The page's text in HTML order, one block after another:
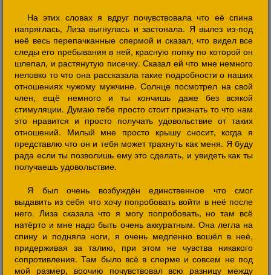
На этих словах я вдруг почувствовала что её спина
напряглась, Лиза выгнулась и застонала. Я вылез из-под
неё весь перепачканные спермой и сказал, что видел все
следы его пребывания в ней, красную попку по которой он
шлепал, и растянутую писечку. Сказал ей что мне немного
неловко то что она рассказала такие подробности о наших
отношениях чужому мужчине. Солнце посмотрел на свой
член, ещё немного и ты кончишь даже без всякой
стимуляции. Думаю тебе просто стоит признать то что нам
это нравится и просто получать удовольствие от таких
отношений. Милый мне просто крышу сносит, когда я
представлю что он и тебя может трахнуть как меня. Я буду
рада если ты позволишь ему это сделать, и увидеть как ты
получаешь удовольствие.
Я был очень возбуждён единственное что смог
выдавить из себя что хочу попробовать войти в неё после
него. Лиза сказала что я могу попробовать, но там всё
натёрто и мне надо быть очень аккуратным. Она легла на
спину и подняла ноги, я очень медленно вошёл в неё,
придерживая за талию, при этом не чувства никакого
сопротивления. Там было всё в сперме и совсем не под
мой размер, воочию почувствовал всю разницу между